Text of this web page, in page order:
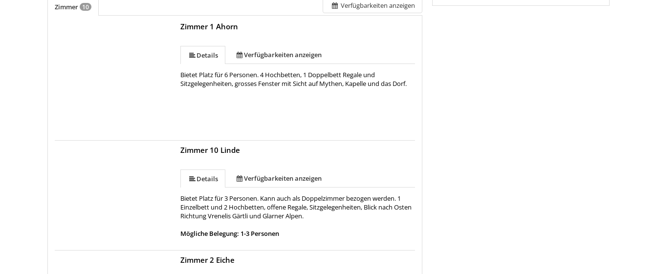
Verfügbarkeiten anzeigen
Zimmer 10
Zimmer 1 Ahorn
Details Verfügbarkeiten anzeigen
Bietet Platz für 6 Personen. 4 Hochbetten, 1 Doppelbett Regale und
Sitzgelegenheiten, grosses Fenster mit Sicht auf Mythen, Kapelle und das Dorf.
Zimmer 10 Linde
Details Verfügbarkeiten anzeigen
Bietet Platz für 3 Personen. Kann auch als Doppelzimmer bezogen werden. 1
Einzelbett und 2 Hochbetten, offene Regale, Sitzgelegenheiten, Blick nach Osten
Richtung Vrenelis Gärtli und Glarner Alpen.
Mögliche Belegung: 1-3 Personen
Zimmer 2 Eiche